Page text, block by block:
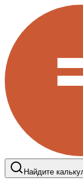
Найдите